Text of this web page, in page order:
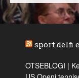
OTSEBLOGI |